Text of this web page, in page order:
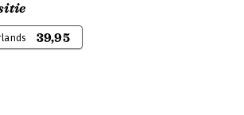
39,95